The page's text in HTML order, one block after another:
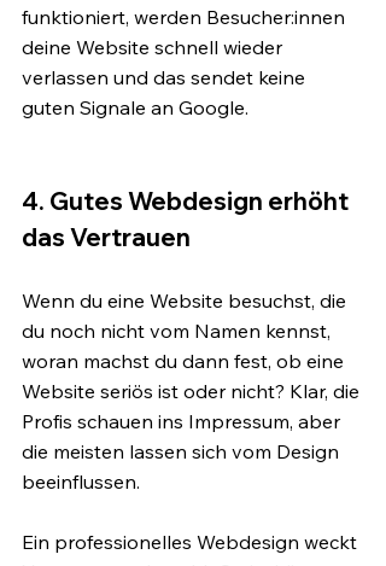
funktioniert, werden Besucher:innen
deine Website schnell wieder
verlassen und das sendet keine
guten Signale an Google.
4. Gutes Webdesign erhöht
das Vertrauen
Wenn du eine Website besuchst, die
du noch nicht vom Namen kennst,
woran machst du dann fest, ob eine
Website seriös ist oder nicht? Klar, die
Profis schauen ins Impressum, aber
die meisten lassen sich vom Design
beeinflussen.
Ein professionelles Webdesign weckt